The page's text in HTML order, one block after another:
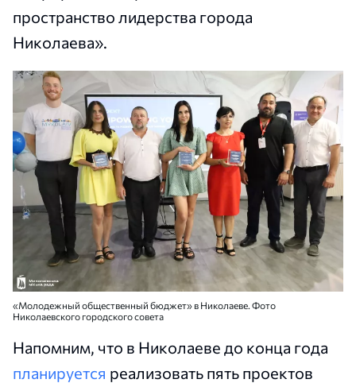
пространство лидерства города
Николаева».
«Молодежный общественный бюджет» в Николаеве. Фото
Николаевского городского совета
Напомним, что в Николаеве до конца года
планируется реализовать пять проектов